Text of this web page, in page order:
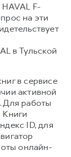
F-
на эти
в Тульской
в сервисе
активной
Для работы
ID, для
онлайн-